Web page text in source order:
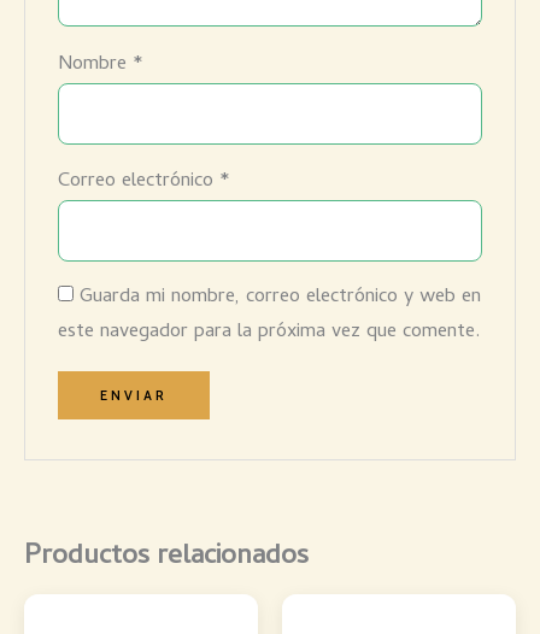
Nombre *
Correo electrónico *
Guarda mi nombre, correo electrónico y web en
este navegador para la próxima vez que comente.
Productos relacionados